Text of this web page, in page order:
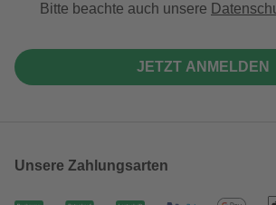
Bitte beachte auch unsere
JETZT ANMELDEN
Unsere Zahlungsarten